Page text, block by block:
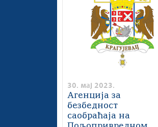
30. мај 2023.
Агенција за
безбедност
саобраћаја на